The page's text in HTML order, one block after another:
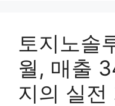
토지노솔
월, 매출
지의 실전